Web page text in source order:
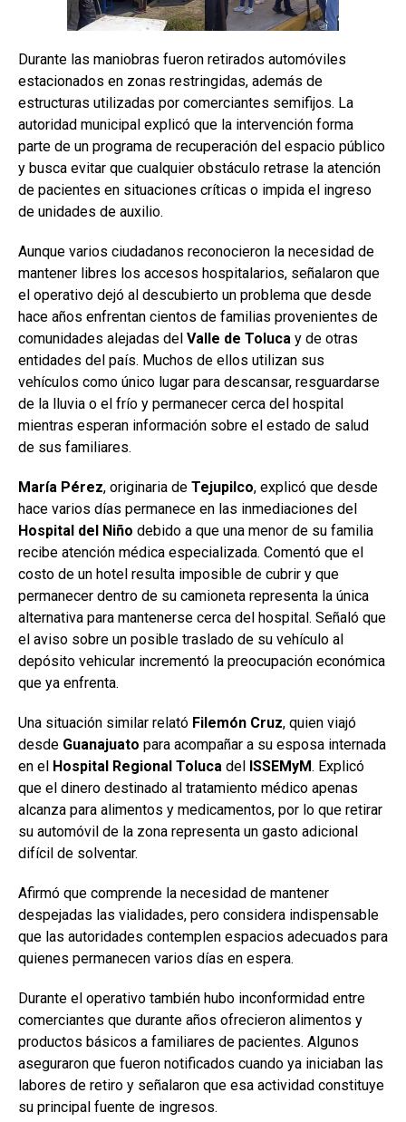
Durante las maniobras fueron retirados automóviles
estacionados en zonas restringidas, además de
estructuras utilizadas por comerciantes semifijos. La
autoridad municipal explicó que la intervención forma
parte de un programa de recuperación del espacio público
y busca evitar que cualquier obstáculo retrase la atención
de pacientes en situaciones críticas o impida el ingreso
de unidades de auxilio.
Aunque varios ciudadanos reconocieron la necesidad de
mantener libres los accesos hospitalarios, señalaron que
el operativo dejó al descubierto un problema que desde
hace años enfrentan cientos de familias provenientes de
comunidades alejadas del Valle de Toluca y de otras
entidades del país. Muchos de ellos utilizan sus
vehículos como único lugar para descansar, resguardarse
de la lluvia o el frío y permanecer cerca del hospital
mientras esperan información sobre el estado de salud
de sus familiares.
María Pérez, originaria de Tejupilco, explicó que desde
hace varios días permanece en las inmediaciones del
Hospital del Niño debido a que una menor de su familia
recibe atención médica especializada. Comentó que el
costo de un hotel resulta imposible de cubrir y que
permanecer dentro de su camioneta representa la única
alternativa para mantenerse cerca del hospital. Señaló que
el aviso sobre un posible traslado de su vehículo al
depósito vehicular incrementó la preocupación económica
que ya enfrenta.
Una situación similar relató Filemón Cruz, quien viajó
desde Guanajuato para acompañar a su esposa internada
en el Hospital Regional Toluca del ISSEMyM. Explicó
que el dinero destinado al tratamiento médico apenas
alcanza para alimentos y medicamentos, por lo que retirar
su automóvil de la zona representa un gasto adicional
difícil de solventar.
Afirmó que comprende la necesidad de mantener
despejadas las vialidades, pero considera indispensable
que las autoridades contemplen espacios adecuados para
quienes permanecen varios días en espera.
Durante el operativo también hubo inconformidad entre
comerciantes que durante años ofrecieron alimentos y
productos básicos a familiares de pacientes. Algunos
aseguraron que fueron notificados cuando ya iniciaban las
labores de retiro y señalaron que esa actividad constituye
su principal fuente de ingresos.